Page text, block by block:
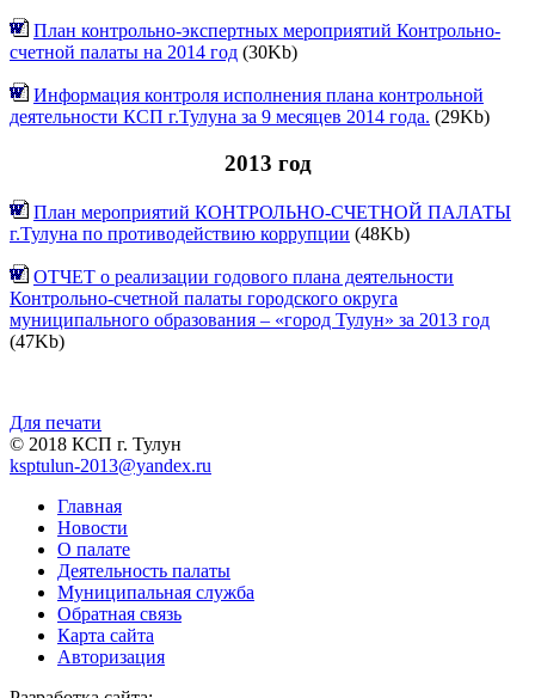
План контрольно-экспертных мероприятий Контрольно-
счетной палаты на 2014 год (30Kb)
Информация контроля исполнения плана контрольной
деятельности КСП г.Тулуна за 9 месяцев 2014 года. (29Kb)
2013 год
План мероприятий КОНТРОЛЬНО-СЧЕТНОЙ ПАЛАТЫ
г.Тулуна по противодействию коррупции (48Kb)
ОТЧЕТ о реализации годового плана деятельности
Контрольно-счетной палаты городского округа
муниципального образования – «город Тулун» за 2013 год
(47Kb)
Для печати
© 2018 КСП г. Тулун
ksptulun-2013@yandex.ru
Главная
Новости
О палате
Деятельность палаты
Муниципальная служба
Обратная связь
Карта сайта
Авторизация